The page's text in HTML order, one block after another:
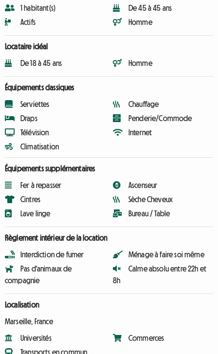
1 habitant(s)
Actifs
De 45 à 45 ans
Homme
Locataire idéal
De 18 à 45 ans Homme
Équipements classiques
Serviettes
Draps
Télévision
Climatisation
Chauffage
Penderie/Commode
Internet
Équipements supplémentaires
Fer à repasser
Cintres
Lave linge
Ascenseur
Sèche Cheveux
Bureau / Table
Règlement intérieur de la location
Interdiction de fumer
Pas d'animaux de
compagnie
Ménage à faire soi même
Calme absolu entre 22h et
8h
Localisation
Marseille, France
Universités
Transports en commun
Commerces